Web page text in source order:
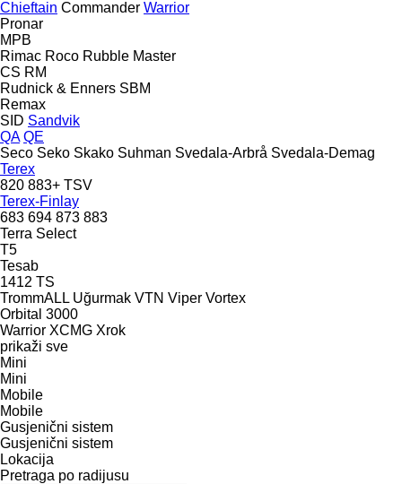
Chieftain Commander Warrior
Pronar
MPB
Rimac Roco Rubble Master
CS RM
Rudnick & Enners SBM
Remax
SID Sandvik
QA QE
Seco Seko Skako Suhman Svedala-Arbrå Svedala-Demag
Terex
820 883+ TSV
Terex-Finlay
683 694 873 883
Terra Select
T5
Tesab
1412 TS
TrommALL Uğurmak VTN Viper Vortex
Orbital 3000
Warrior XCMG Xrok
prikaži sve
Mini
Mini
Mobile
Mobile
Gusjenični sistem
Gusjenični sistem
Lokacija
Pretraga po radijusu